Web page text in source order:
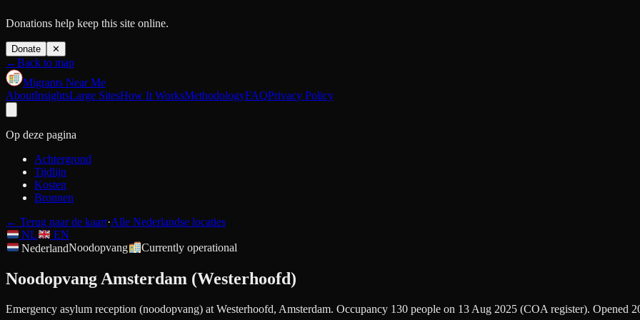
Donations help keep this site online.
Donate ✕
←Back to map
Migrants Near Me
AboutInsightsLarge SitesHow It WorksMethodologyFAQPrivacy Policy
Op deze pagina
Achtergrond
Tijdlijn
Kosten
Bronnen
← Terug naar de kaart·Alle Nederlandse locaties
NL
EN
NederlandNoodopvang Currently operational
Noodopvang Amsterdam (Westerhoofd)
Emergency asylum reception (noodopvang) at Westerhoofd, Amsterdam. Occupancy 130 people on 13 Aug 2025 (COA register). Opened